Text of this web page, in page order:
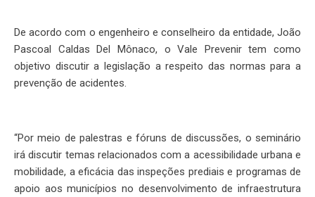
De acordo com o engenheiro e conselheiro da entidade, João
Pascoal Caldas Del Mônaco, o Vale Prevenir tem como
objetivo discutir a legislação a respeito das normas para a
prevenção de acidentes.
“Por meio de palestras e fóruns de discussões, o seminário
irá discutir temas relacionados com a acessibilidade urbana e
mobilidade, a eficácia das inspeções prediais e programas de
apoio aos municípios no desenvolvimento de infraestrutura